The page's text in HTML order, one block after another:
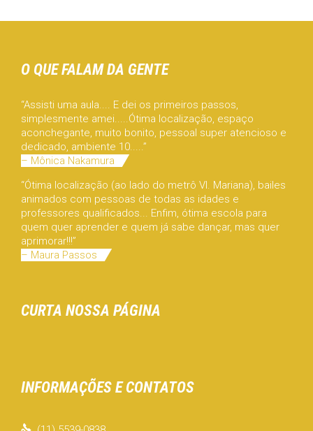
O QUE FALAM DA GENTE
“Assisti uma aula.... E dei os primeiros passos,
simplesmente amei.....Ótima localização, espaço
aconchegante, muito bonito, pessoal super atencioso e
dedicado, ambiente 10.....”
– Mônica Nakamura
“Ótima localização (ao lado do metrô Vl. Mariana), bailes
animados com pessoas de todas as idades e
professores qualificados... Enfim, ótima escola para
quem quer aprender e quem já sabe dançar, mas quer
aprimorar!!!”
– Maura Passos
CURTA NOSSA PÁGINA
INFORMAÇÕES E CONTATOS
